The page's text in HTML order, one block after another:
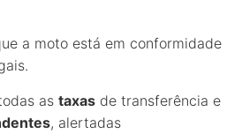
a moto está em conformidade
as taxas de transferência e
, alertadas